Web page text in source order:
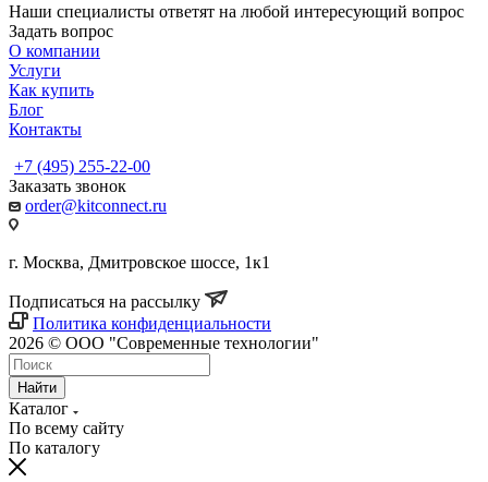
Наши специалисты ответят на любой интересующий вопрос
Задать вопрос
О компании
Услуги
Как купить
Блог
Контакты
+7 (495) 255-22-00
Заказать звонок
order@kitconnect.ru
г. Москва, Дмитровское шоссе, 1к1
Подписаться на рассылку
Политика конфиденциальности
2026 © ООО "Современные технологии"
Найти
Каталог
По всему сайту
По каталогу